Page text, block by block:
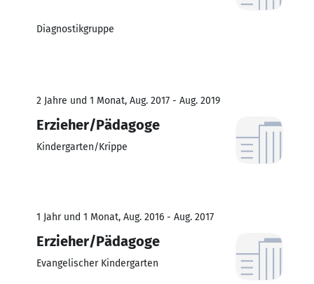
Diagnostikgruppe
2 Jahre und 1 Monat, Aug. 2017 - Aug. 2019
Erzieher/Pädagoge
Kindergarten/Krippe
1 Jahr und 1 Monat, Aug. 2016 - Aug. 2017
Erzieher/Pädagoge
Evangelischer Kindergarten